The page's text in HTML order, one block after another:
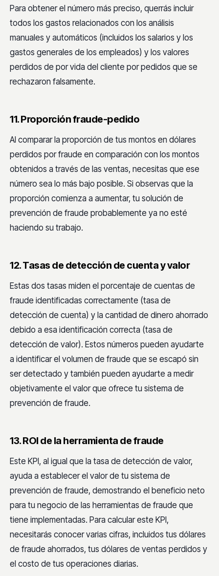
Para obtener el número más preciso, querrás incluir
todos los gastos relacionados con los análisis
manuales y automáticos (incluidos los salarios y los
gastos generales de los empleados) y los valores
perdidos de por vida del cliente por pedidos que se
rechazaron falsamente.
11. Proporción fraude-pedido
Al comparar la proporción de tus montos en dólares
perdidos por fraude en comparación con los montos
obtenidos a través de las ventas, necesitas que ese
número sea lo más bajo posible. Si observas que la
proporción comienza a aumentar, tu solución de
prevención de fraude probablemente ya no esté
haciendo su trabajo.
12. Tasas de detección de cuenta y valor
Estas dos tasas miden el porcentaje de cuentas de
fraude identificadas correctamente (tasa de
detección de cuenta) y la cantidad de dinero ahorrado
debido a esa identificación correcta (tasa de
detección de valor). Estos números pueden ayudarte
a identificar el volumen de fraude que se escapó sin
ser detectado y también pueden ayudarte a medir
objetivamente el valor que ofrece tu sistema de
prevención de fraude.
13. ROI de la herramienta de fraude
Este KPI, al igual que la tasa de detección de valor,
ayuda a establecer el valor de tu sistema de
prevención de fraude, demostrando el beneficio neto
para tu negocio de las herramientas de fraude que
tiene implementadas. Para calcular este KPI,
necesitarás conocer varias cifras, incluidos tus dólares
de fraude ahorrados, tus dólares de ventas perdidos y
el costo de tus operaciones diarias.